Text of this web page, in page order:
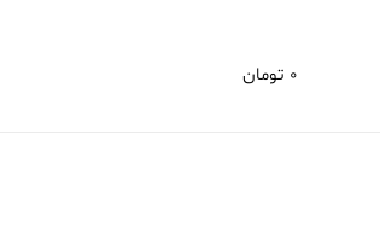
0 تومان